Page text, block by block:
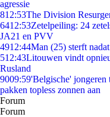
agressie
812:53The Division
6412:53Zetelpeiling: 24
JA21 en PVV
4912:44Man (25) sterft
512:43Litouwen vindt
Rusland
9009:59'Belgische' jongeren
pakken topless zonnen aan
Forum
Forum